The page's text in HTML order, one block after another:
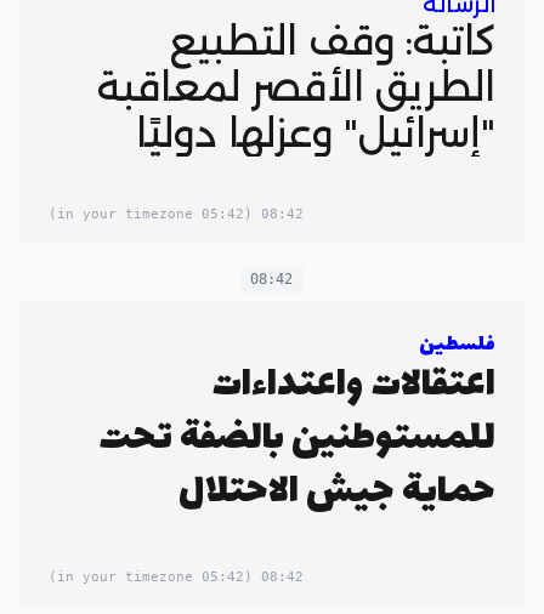
كاتبة: وقف التطبيع
الطريق الأقصر لمعاقبة
"إسرائيل" وعزلها دوليًا
08:42
(05:42 in your timezone)
08:42
فلسطين
اعتقالات واعتداءات
للمستوطنين بالضفة تحت
حماية جيش الاحتلال
08:42
(05:42 in your timezone)